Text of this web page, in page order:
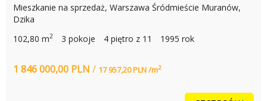
Mieszkanie na sprzedaż, Warszawa Śródmieście Muranów,
Dzika
102,80 m2 3 pokoje 4 piętro z 11 1995 rok
1 846 000,00 PLN / 17 957,20 PLN /m2